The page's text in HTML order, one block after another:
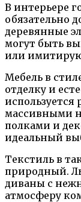
В интерьере
обязательно
деревянные
могут быть
или
Мебель в
отделку и
используется
массивными
полками и
идеальный
Текстиль в
природный.
диваны с
атмосферу